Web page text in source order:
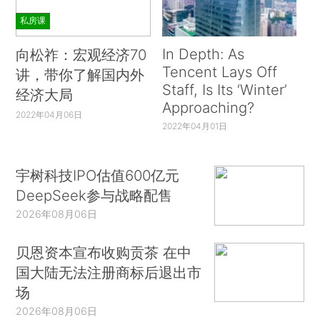
私房课
向松祚：宏观经济70
讲，带你了解国内外
经济大局
2022年04月06日
In Depth: As
Tencent Lays Off
Staff, Is Its ‘Winter’
Approaching?
2022年04月01日
宇树科技IPO估值600亿元
DeepSeek参与战略配售
2026年08月06日
贝恩资本宣布收购贡茶 在中
国大陆无法注册商标后退出市
场
2026年08月06日